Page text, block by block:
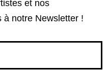
et nos
à notre Newsletter !